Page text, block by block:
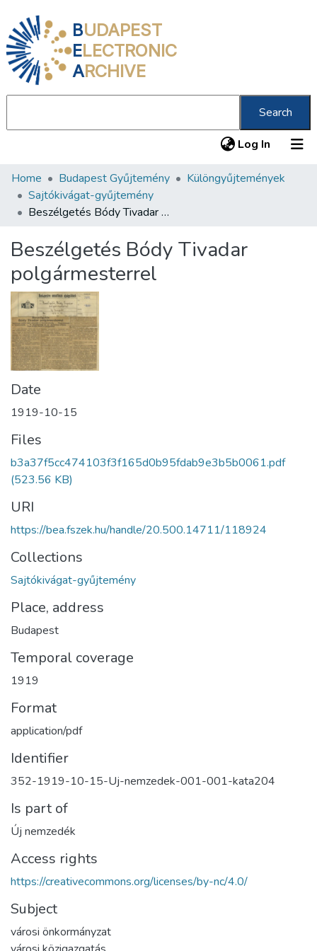
BUDAPEST
ELECTRONIC
ARCHIVE
Search
Log In (current)
Communities & Collections
All of DSpace
About us
Home Budapest Gyűjtemény
Különgyűjtemények
Sajtókivágat-gyűjtemény
Beszélgetés Bódy Tivadar polgármesterrel
Beszélgetés Bódy Tivadar
polgármesterrel
Date
1919-10-15
Files
b3a37f5cc474103f3f165d0b95fdab9e3b5b0061.pdf
(523.56 KB)
URI
https://bea.fszek.hu/handle/20.500.14711/118924
Collections
Sajtókivágat-gyűjtemény
Place, address
Budapest
Temporal coverage
1919
Format
application/pdf
Identifier
352-1919-10-15-Uj-nemzedek-001-001-kata204
Is part of
Új nemzedék
Access rights
https://creativecommons.org/licenses/by-nc/4.0/
Subject
városi önkormányzat